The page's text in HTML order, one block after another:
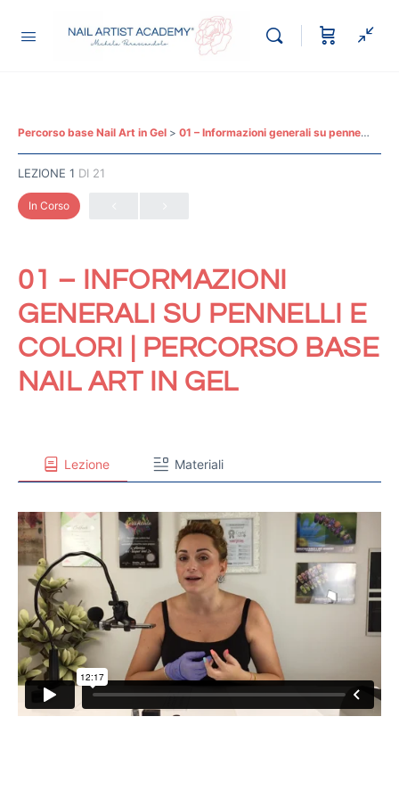
Percorso base Nail Art in Gel 01 – Informazioni generali su pennelli e colori | Percorso base Nail Art in Gel
LEZIONE 1 DI 21
In Corso
01 – INFORMAZIONI
GENERALI SU PENNELLI E
COLORI | PERCORSO BASE
NAIL ART IN GEL
Lezione Materiali